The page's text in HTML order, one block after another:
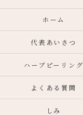
ホーム
代表あいさつ
ハーブピーリング
よくある質問
しみ